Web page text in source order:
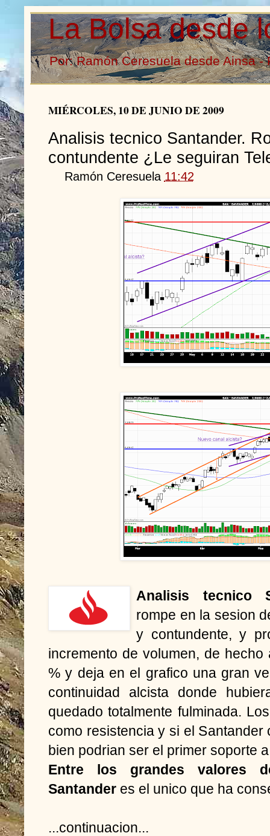
La Bolsa desde
Por: Ramón Ceresuela desde Ainsa -
MIÉRCOLES, 10 DE JUNIO DE 2009
Analisis tecnico Santander.
contundente ¿Le seguiran
Ramón Ceresuela 11:42
Analisis tecnico
rompe en la sesion
y contundente, y
incremento de volumen, de
% y deja en el grafico una gran
continuidad alcista donde
quedado totalmente fulminada.
como resistencia y si el
bien podrian ser el primer soporte
Entre los grandes valores
Santander es el unico que ha
...continuacion...